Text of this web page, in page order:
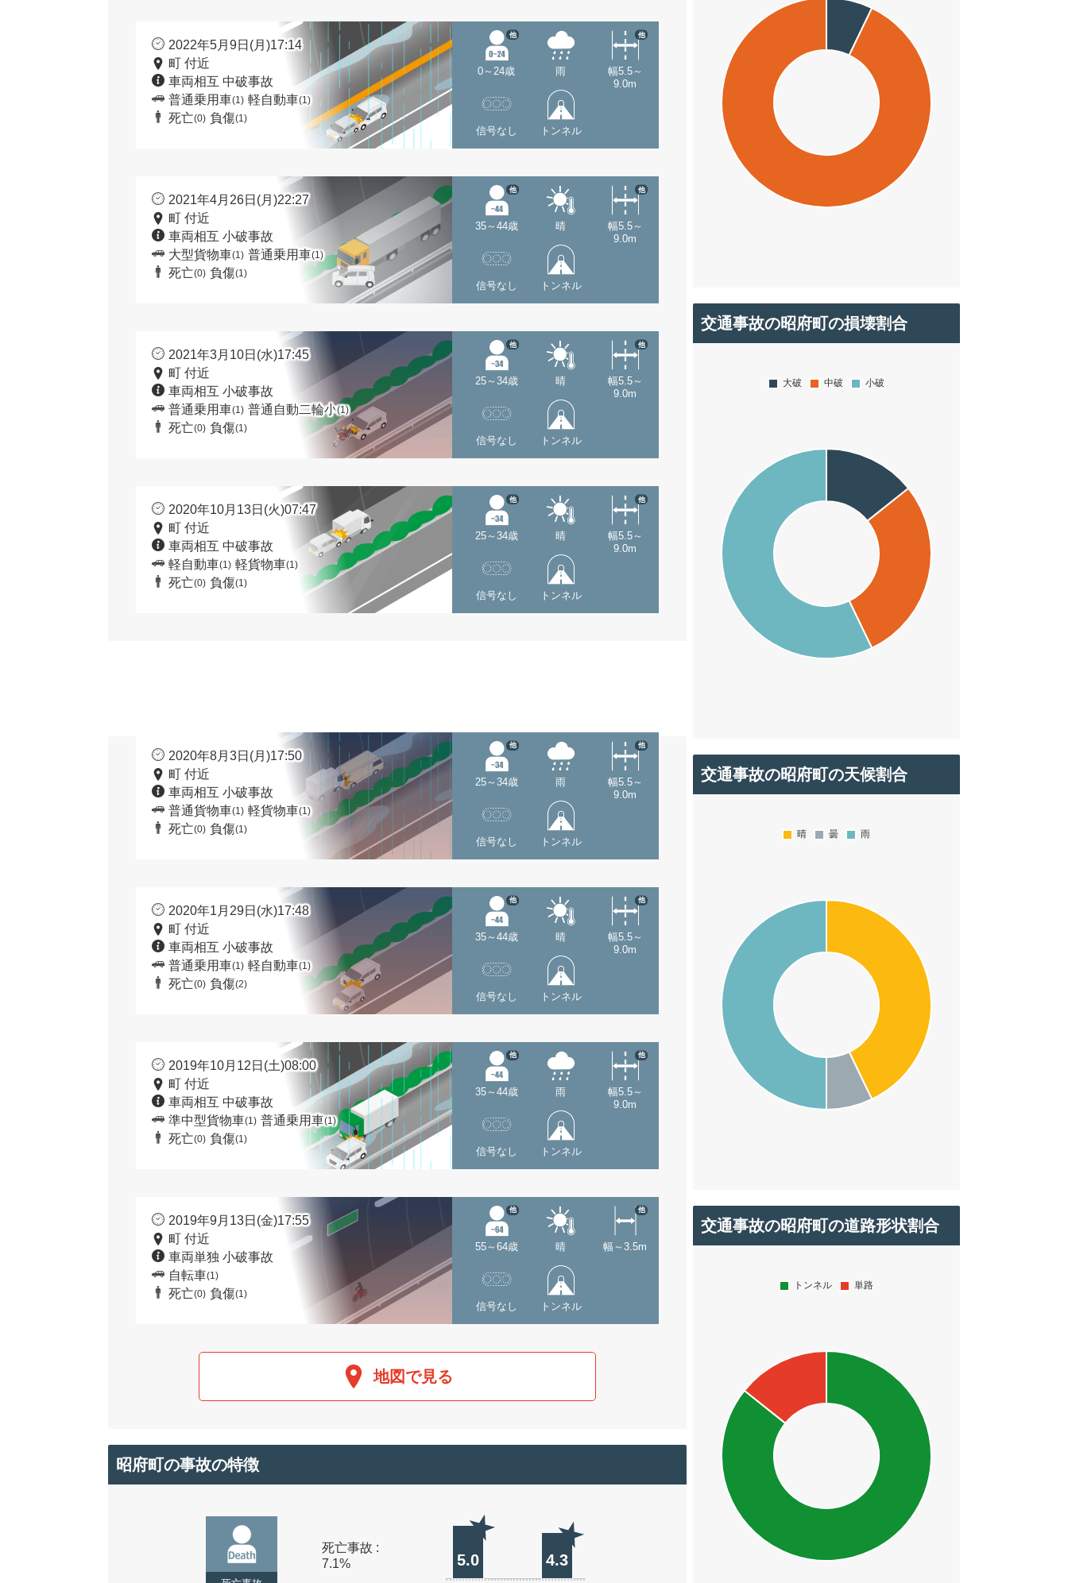
2022年5月9日(月)17:14
町 付近
車両相互 中破事故
普通乗用車(1) 軽自動車(1)
死亡(0) 負傷(1)
0～24歳
他
雨
幅5.5～
9.0m
他
信号なし トンネル
2021年4月26日(月)22:27
町 付近
車両相互 小破事故
大型貨物車(1) 普通乗用車(1)
死亡(0) 負傷(1)
35～44歳
他
晴
幅5.5～
9.0m
他
信号なし トンネル
2021年3月10日(水)17:45
町 付近
車両相互 小破事故
普通乗用車(1) 普通自動二輪小(1)
死亡(0) 負傷(1)
25～34歳
他
晴
幅5.5～
9.0m
他
信号なし トンネル
2020年10月13日(火)07:47
町 付近
車両相互 中破事故
軽自動車(1) 軽貨物車(1)
死亡(0) 負傷(1)
25～34歳
他
晴
幅5.5～
9.0m
他
信号なし トンネル
2020年8月3日(月)17:50
町 付近
車両相互 小破事故
普通貨物車(1) 軽貨物車(1)
死亡(0) 負傷(1)
25～34歳
他
雨
幅5.5～
9.0m
他
信号なし トンネル
2020年1月29日(水)17:48
町 付近
車両相互 小破事故
普通乗用車(1) 軽自動車(1)
死亡(0) 負傷(2)
35～44歳
他
晴
幅5.5～
9.0m
他
信号なし トンネル
2019年10月12日(土)08:00
町 付近
車両相互 中破事故
準中型貨物車(1) 普通乗用車(1)
死亡(0) 負傷(1)
35～44歳
他
雨
幅5.5～
9.0m
他
信号なし トンネル
2019年9月13日(金)17:55
町 付近
車両単独 小破事故
自転車(1)
死亡(0) 負傷(1)
55～64歳
他
晴 幅～3.5m
他
信号なし トンネル
地図で見る
昭府町の事故の特徴
死亡事故 :
7.1%
5.0 4.3
交通事故の昭府町の損壊割合
交通事故の昭府町の天候割合
交通事故の昭府町の道路形状割合